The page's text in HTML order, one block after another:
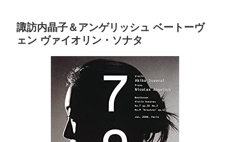
諏訪内晶子＆アンゲリッシュ ベートーヴ
ェン ヴァイオリン・ソナタ